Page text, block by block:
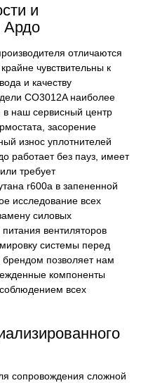
и
Ардо
отличаются
чувствительны к
и качеству
CO3012A наиболее
наш сервисный центр
засорение
износ уплотнителей
работает без пауз, имеет
требует
r600a в запененной
исследование всех
силовых
вентиляторов
системы перед
позволяет нам
компоненты
всех
сопровождения сложной